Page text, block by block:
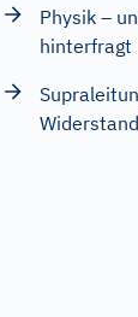
Physik –
hinterfragt
Widerstand